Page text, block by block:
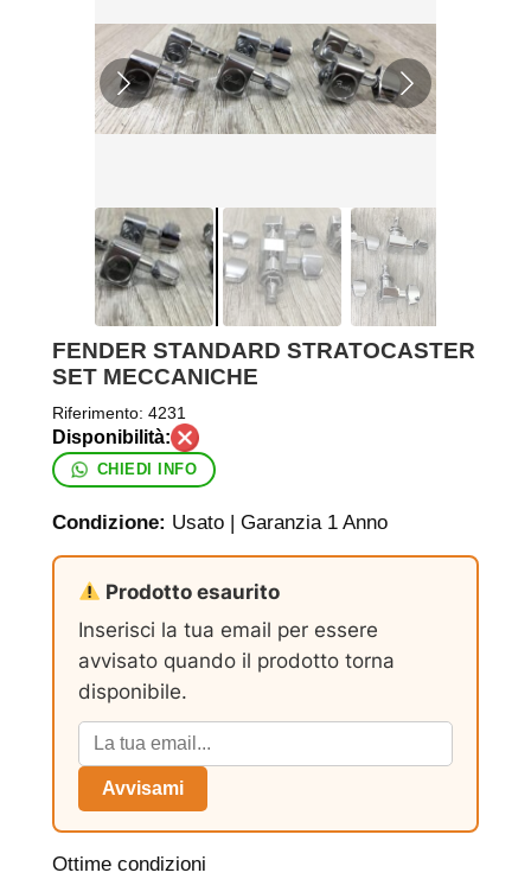
FENDER STANDARD STRATOCASTER
SET MECCANICHE
Riferimento: 4231
CHIEDI INFO
Condizione: Usato | Garanzia 1 Anno
Prodotto esaurito
Inserisci la tua email per essere
avvisato quando il prodotto torna
disponibile.
Avvisami
Ottime condizioni